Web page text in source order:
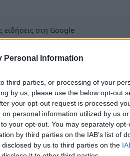
Personal Information
third parties, or processing of your
by us, please use the below opt-out
your opt-out request is processed
personal information utilized by us
your opt-out. You may separately
by third parties on the IAB’s list of
by us to third parties on the
στη Google
Σπάρτη, όπως ήδη
τελευταίων ετών.